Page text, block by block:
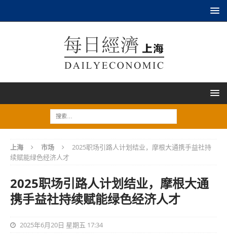
上海 市场
2025职场引路人计划结业，摩根大通携手益社持
续赋能绿色经济人才
2025职场引路人计划结业，摩根大通
携手益社持续赋能绿色经济人才
2025年6月20日 星期五 17:34